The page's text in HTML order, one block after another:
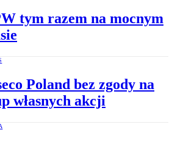
tym razem na mocnym
Poland bez zgody na
własnych akcji